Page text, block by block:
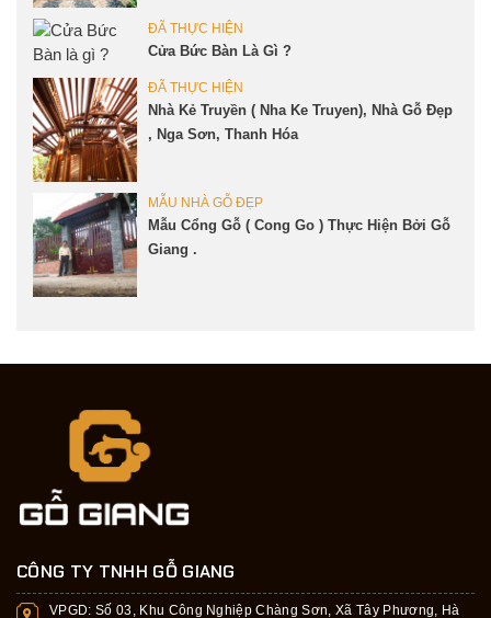
ĐÃ THỰC HIỆN
Cửa Bức Bàn Là Gì ?
ĐÃ THỰC HIỆN
Nhà Kẻ Truyền ( Nha Ke Truyen), Nhà Gỗ Đẹp
, Nga Sơn, Thanh Hóa
MẪU NHÀ GỖ ĐẸP
Mẫu Cổng Gỗ ( Cong Go ) Thực Hiện Bởi Gỗ
Giang .
CÔNG TY TNHH GỖ GIANG
VPGD: Số 03, Khu Công Nghiệp Chàng Sơn, Xã Tây Phương, Hà